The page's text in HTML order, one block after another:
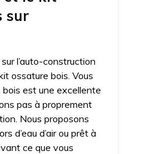
sur
l’auto-construction
ossature bois. Vous
est une excellente
pas à proprement
Nous proposons
d’eau d’air ou prêt à
ce que vous